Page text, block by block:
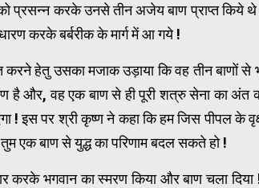
प्रसन्न करके उनसे तीन अजेय बाण प्राप्त किये थे
करके बर्बरीक के मार्ग में आ गये !
करने हेतु उसका मजाक उड़ाया कि वह तीन बाणों
है और, वह एक बाण से ही पूरी शत्रु सेना का अंत
! इस पर श्री कृष्ण ने कहा कि हम जिस पीपल के
एक बाण से युद्ध का परिणाम बदल सकते हो !
करके भगवान का स्मरण किया और बाण चला